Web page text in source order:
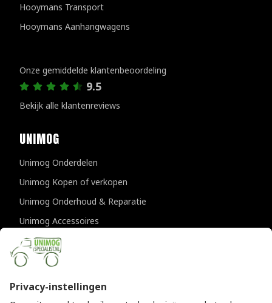
Hooymans Transport
Hooymans Aanhangwagens
Onze gemiddelde klantenbeoordeling
9.5
Bekijk alle klantenreviews
UNIMOG
Unimog Onderdelen
Unimog Kopen of verkopen
Unimog Onderhoud & Reparatie
Unimog Accessoires
Unimog APK-keuringen
CONTACTGEGEVENS
Unimogspecialist